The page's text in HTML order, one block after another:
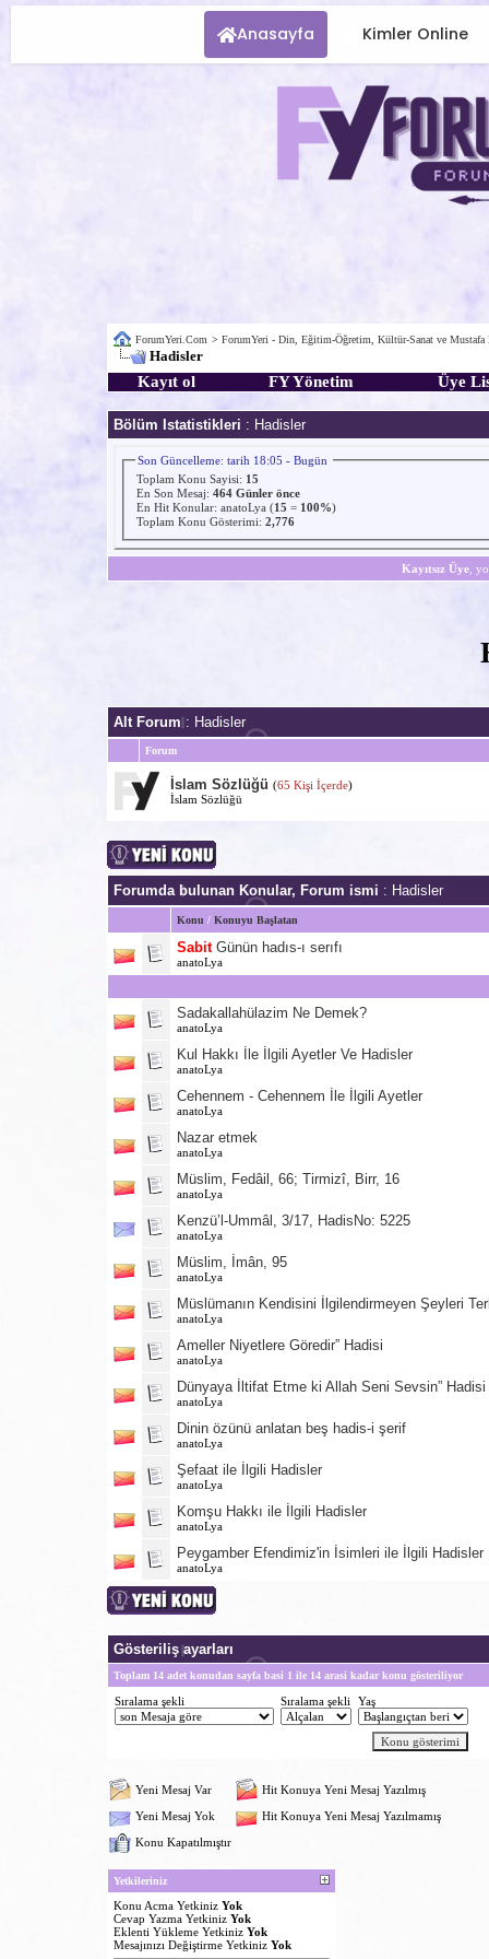
Anasayfa Kimler Online
ForumYeri.Com > ForumYeri - Din, Eğitim-Öğretim, Kültür-Sanat ve Mustafa
Hadisler
Kayıt ol FY Yönetim Üye
Bölüm Istatistikleri : Hadisler
Son Güncelleme: tarih 18:05 - Bugün
Toplam Konu Sayisi: 15
En Son Mesaj: 464 Günler önce
En Hit Konular: anatoLya (15 = 100%)
Toplam Konu Gösterimi: 2,776
Kayıtsız Üye,
Alt Forum: Hadisler
Forum
İslam Sözlüğü (65 Kişi İçerde)
İslam Sözlüğü
Forumda bulunan Konular, Forum ismi : Hadisler
Konu / Konuyu Başlatan
Sabit Günün hadıs-ı serıfı
anatoLya
Sadakallahülazim Ne Demek?
anatoLya
Kul Hakkı İle İlgili Ayetler Ve Hadisler
anatoLya
Cehennem - Cehennem İle İlgili Ayetler
anatoLya
Nazar etmek
anatoLya
Müslim, Fedâil, 66; Tirmizî, Birr, 16
anatoLya
Kenzü’l-Ummâl, 3/17, HadisNo: 5225
anatoLya
Müslim, İmân, 95
anatoLya
Müslümanın Kendisini İlgilendirmeyen Şeyleri
anatoLya
Ameller Niyetlere Göredir” Hadisi
anatoLya
Dünyaya İltifat Etme ki Allah Seni Sevsin” Hadisi
anatoLya
Dinin özünü anlatan beş hadis-i şerif
anatoLya
Şefaat ile İlgili Hadisler
anatoLya
Komşu Hakkı ile İlgili Hadisler
anatoLya
Peygamber Efendimiz'in İsimleri ile İlgili Hadisler
anatoLya
Gösteriliş ayarları
Toplam 14 adet konudan sayfa basi 1 ile 14 arasi kadar konu gösteriliyor
Sıralama şekli Sıralama şekli Yaş
Yeni Mesaj Var
Hit Konuya Yeni Mesaj Yazılmış
Yeni Mesaj Yok
Hit Konuya Yeni Mesaj Yazılmamış
Konu Kapatılmıştır
Yetkileriniz
Konu Acma Yetkiniz Yok
Cevap Yazma Yetkiniz Yok
Eklenti Yükleme Yetkiniz Yok
Mesajınızı Değiştirme Yetkiniz Yok